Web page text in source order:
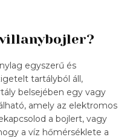
egyszerű és
tartályból áll,
belsejében egy vagy
amely az elektromos
a bojlert, vagy
a víz hőmérséklete a